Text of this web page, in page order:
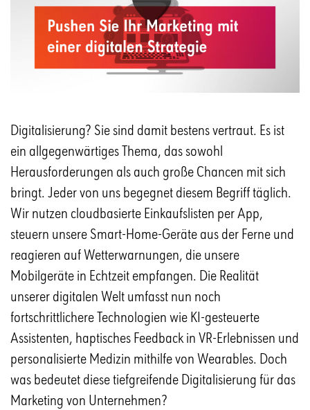
Digitalisierung? Sie sind damit bestens vertraut. Es ist
ein allgegenwärtiges Thema, das sowohl
Herausforderungen als auch große Chancen mit sich
bringt. Jeder von uns begegnet diesem Begriff täglich.
Wir nutzen cloudbasierte Einkaufslisten per App,
steuern unsere Smart-Home-Geräte aus der Ferne und
reagieren auf Wetterwarnungen, die unsere
Mobilgeräte in Echtzeit empfangen. Die Realität
unserer digitalen Welt umfasst nun noch
fortschrittlichere Technologien wie KI-gesteuerte
Assistenten, haptisches Feedback in VR-Erlebnissen und
personalisierte Medizin mithilfe von Wearables. Doch
was bedeutet diese tiefgreifende Digitalisierung für das
Marketing von Unternehmen?